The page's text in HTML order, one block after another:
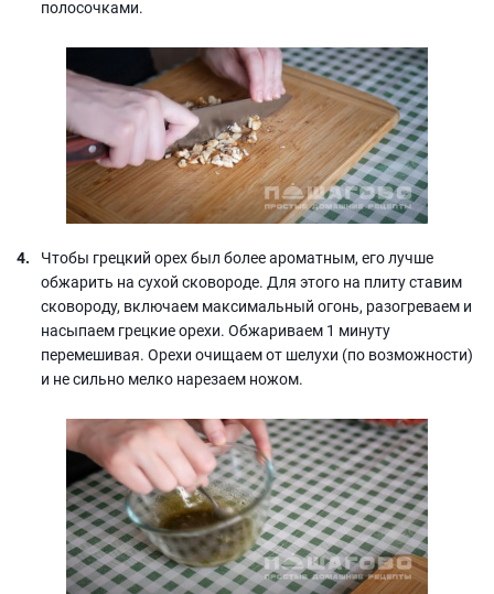
полосочками.
Чтобы грецкий орех был более ароматным, его лучше
обжарить на сухой сковороде. Для этого на плиту ставим
сковороду, включаем максимальный огонь, разогреваем и
насыпаем грецкие орехи. Обжариваем 1 минуту
перемешивая. Орехи очищаем от шелухи (по возможности)
и не сильно мелко нарезаем ножом.